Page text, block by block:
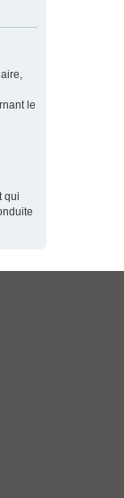
le
qui